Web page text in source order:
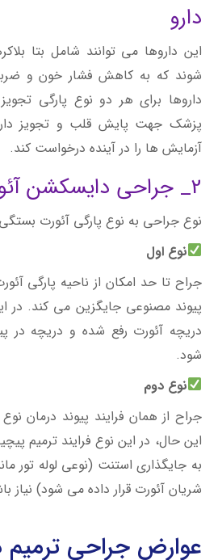
دارو
این داروها می توانند شامل بتا
شوند که به کاهش فشار خون و
داروها برای هر دو نوع پارگی
پزشک جهت پایش قلب و تجویز
آزمایش ها را در آینده درخواست کند.
2_ جراحی دایسکشن آئورت
نوع جراحی به نوع پارگی آئورت
نوع اول
جراح تا حد امکان از ناحیه پارگی
پیوند مصنوعی جایگزین می کند. در
دریچه آئورت رفع شده و دریچه در
شود.
نوع دوم
جراح از همان فرایند پیوند درمان
این حال، در این نوع فرایند ترمیم
به جایگذاری استنت (نوعی لوله تور
شریان آئورت قرار داده می شود) نیاز
عوارض جراحی